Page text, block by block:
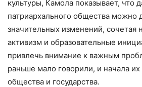
культуры, Камола показывает, что
патриархального общества можно
значительных изменений, сочетая
активизм и образовательные
привлечь внимание к важным
раньше мало говорили, и начала
общества и государства.